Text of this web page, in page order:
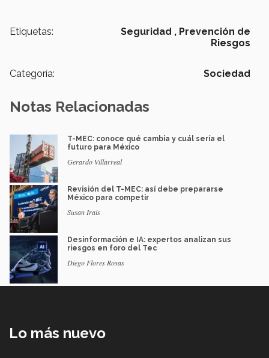
Etiquetas: Seguridad , Prevención de
Riesgos
Categoría: Sociedad
Notas Relacionadas
T-MEC: conoce qué cambia y cuál sería el
futuro para México
Gerardo Villarreal
Revisión del T-MEC: así debe prepararse
México para competir
Susan Irais
Desinformación e IA: expertos analizan sus
riesgos en foro del Tec
Diego Flores Rosas
Lo más nuevo